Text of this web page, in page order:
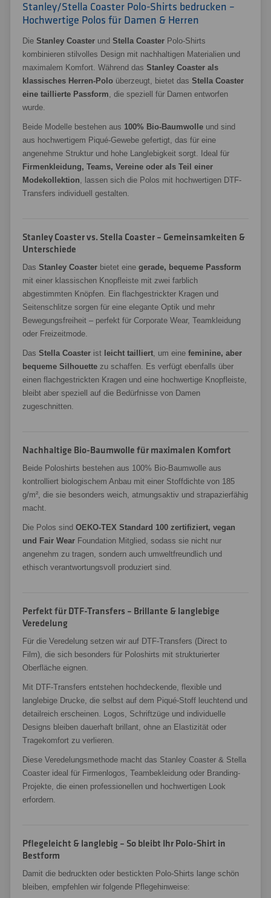
Stanley/Stella Coaster Polo-Shirts bedrucken –
Hochwertige Polos für Damen & Herren
Die Stanley Coaster und Stella Coaster Polo-Shirts
kombinieren stilvolles Design mit nachhaltigen Materialien und
maximalem Komfort. Während das Stanley Coaster als
klassisches Herren-Polo überzeugt, bietet das Stella Coaster
eine taillierte Passform, die speziell für Damen entworfen
wurde.
Beide Modelle bestehen aus 100% Bio-Baumwolle und sind
aus hochwertigem Piqué-Gewebe gefertigt, das für eine
angenehme Struktur und hohe Langlebigkeit sorgt. Ideal für
Firmenkleidung, Teams, Vereine oder als Teil einer
Modekollektion, lassen sich die Polos mit hochwertigen DTF-
Transfers individuell gestalten.
Stanley Coaster vs. Stella Coaster – Gemeinsamkeiten &
Unterschiede
Das Stanley Coaster bietet eine gerade, bequeme Passform
mit einer klassischen Knopfleiste mit zwei farblich
abgestimmten Knöpfen. Ein flachgestrickter Kragen und
Seitenschlitze sorgen für eine elegante Optik und mehr
Bewegungsfreiheit – perfekt für Corporate Wear, Teamkleidung
oder Freizeitmode.
Das Stella Coaster ist leicht tailliert, um eine feminine, aber
bequeme Silhouette zu schaffen. Es verfügt ebenfalls über
einen flachgestrickten Kragen und eine hochwertige Knopfleiste,
bleibt aber speziell auf die Bedürfnisse von Damen
zugeschnitten.
Nachhaltige Bio-Baumwolle für maximalen Komfort
Beide Poloshirts bestehen aus 100% Bio-Baumwolle aus
kontrolliert biologischem Anbau mit einer Stoffdichte von 185
g/m², die sie besonders weich, atmungsaktiv und strapazierfähig
macht.
Die Polos sind OEKO-TEX Standard 100 zertifiziert, vegan
und Fair Wear Foundation Mitglied, sodass sie nicht nur
angenehm zu tragen, sondern auch umweltfreundlich und
ethisch verantwortungsvoll produziert sind.
Perfekt für DTF-Transfers – Brillante & langlebige
Veredelung
Für die Veredelung setzen wir auf DTF-Transfers (Direct to
Film), die sich besonders für Poloshirts mit strukturierter
Oberfläche eignen.
Mit DTF-Transfers entstehen hochdeckende, flexible und
langlebige Drucke, die selbst auf dem Piqué-Stoff leuchtend und
detailreich erscheinen. Logos, Schriftzüge und individuelle
Designs bleiben dauerhaft brillant, ohne an Elastizität oder
Tragekomfort zu verlieren.
Diese Veredelungsmethode macht das Stanley Coaster & Stella
Coaster ideal für Firmenlogos, Teambekleidung oder Branding-
Projekte, die einen professionellen und hochwertigen Look
erfordern.
Pflegeleicht & langlebig – So bleibt Ihr Polo-Shirt in
Bestform
Damit die bedruckten oder bestickten Polo-Shirts lange schön
bleiben, empfehlen wir folgende Pflegehinweise: